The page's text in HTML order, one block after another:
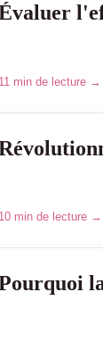
11 min de lecture →
10 min de lecture →